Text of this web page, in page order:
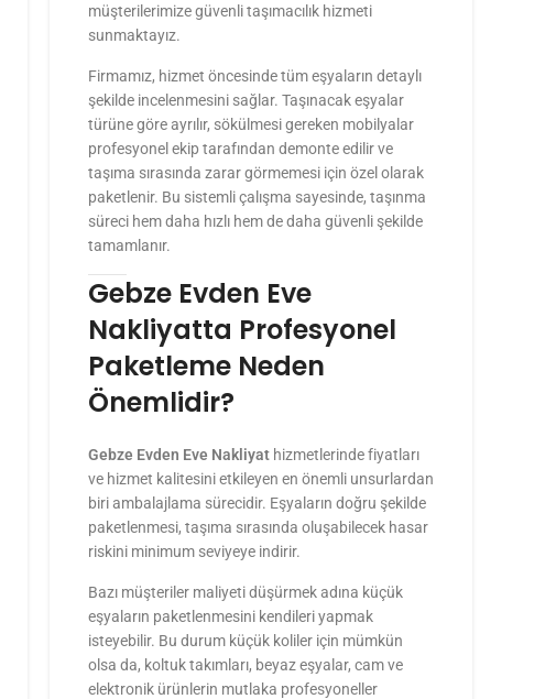
müşterilerimize güvenli taşımacılık hizmeti
sunmaktayız.
Firmamız, hizmet öncesinde tüm eşyaların detaylı
şekilde incelenmesini sağlar. Taşınacak eşyalar
türüne göre ayrılır, sökülmesi gereken mobilyalar
profesyonel ekip tarafından demonte edilir ve
taşıma sırasında zarar görmemesi için özel olarak
paketlenir. Bu sistemli çalışma sayesinde, taşınma
süreci hem daha hızlı hem de daha güvenli şekilde
tamamlanır.
Gebze Evden Eve
Nakliyatta Profesyonel
Paketleme Neden
Önemlidir?
Gebze Evden Eve Nakliyat hizmetlerinde fiyatları
ve hizmet kalitesini etkileyen en önemli unsurlardan
biri ambalajlama sürecidir. Eşyaların doğru şekilde
paketlenmesi, taşıma sırasında oluşabilecek hasar
riskini minimum seviyeye indirir.
Bazı müşteriler maliyeti düşürmek adına küçük
eşyaların paketlenmesini kendileri yapmak
isteyebilir. Bu durum küçük koliler için mümkün
olsa da, koltuk takımları, beyaz eşyalar, cam ve
elektronik ürünlerin mutlaka profesyoneller